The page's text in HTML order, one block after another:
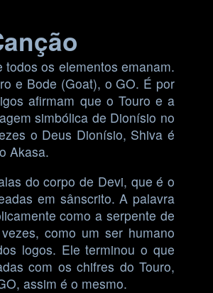
os elementos emanam.
e Bode (Goat), o GO. É por
afirmam que o Touro e a
simbólica de Dionísio no
o Deus Dionísio, Shiva é
Akasa.
do corpo de Devi, que é o
em sânscrito. A palavra
como a serpente de
como um ser humano
logos. Ele terminou o que
com os chifres do Touro,
assim é o mesmo.